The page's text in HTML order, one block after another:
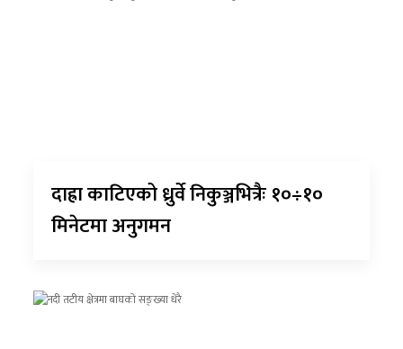
दाह्रा काटिएको ध्रुर्वे निकुञ्जभित्रैः १०÷१०
मिनेटमा अनुगमन